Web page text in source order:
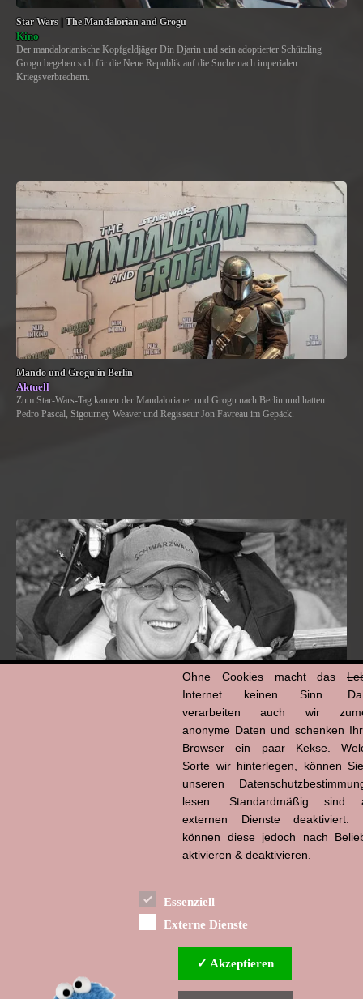
Star Wars | The Mandalorian and Grogu
Kino
Der mandalorianische Kopfgeldjäger Din Djarin und sein adoptierter Schützling
Grogu begeben sich für die Neue Republik auf die Suche nach imperialen
Kriegsverbrechern.
Mando und Grogu in Berlin
Aktuell
Zum Star-Wars-Tag kamen der Mandalorianer und Grogu nach Berlin und hatten
Pedro Pascal, Sigourney Weaver und Regisseur Jon Favreau im Gepäck.
Ohne Cookies macht das
Internet keinen Sinn.
verarbeiten auch wir
anonyme Daten und schenken
Browser ein paar Kekse.
Sorte wir hinterlegen, können
unseren
lesen. Standardmäßig sind
externen Dienste deaktiviert.
können diese jedoch nach
aktivieren & deaktivieren.
Essenziell
Externe Dienste
✓ Akzeptieren